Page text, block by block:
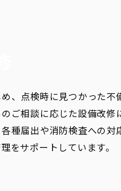
、点検時に見つかった不
ご相談に応じた設備改修
種届出や消防検査への対
をサポートしています。